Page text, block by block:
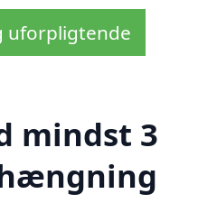
uforpligtende
mindst 3